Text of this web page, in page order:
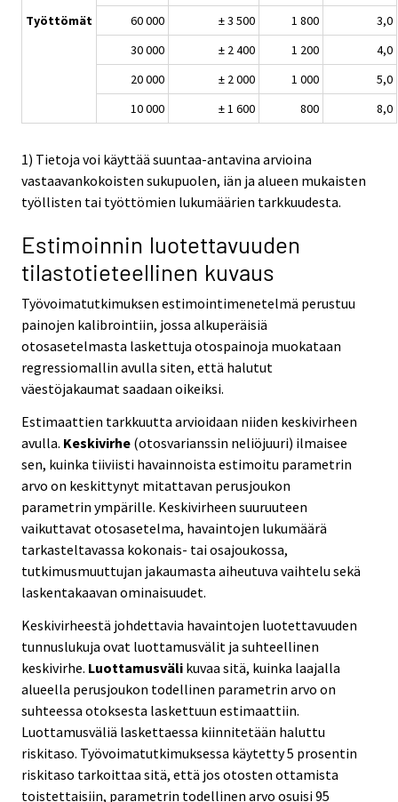
Työttömät
60 000
± 3 500 1 800
3,0
30 000
± 2 400 1 200
4,0
20 000
± 2 000 1 000
5,0
10 000
± 1 600 800 8,0
1) Tietoja voi käyttää suuntaa-antavina arvioina
vastaavankokoisten sukupuolen, iän ja alueen mukaisten
työllisten tai työttömien lukumäärien tarkkuudesta.
Estimoinnin luotettavuuden
tilastotieteellinen kuvaus
Työvoimatutkimuksen estimointimenetelmä perustuu
painojen kalibrointiin, jossa alkuperäisiä
otosasetelmasta laskettuja otospainoja muokataan
regressiomallin avulla siten, että halutut
väestöjakaumat saadaan oikeiksi.
Estimaattien tarkkuutta arvioidaan niiden keskivirheen
avulla. Keskivirhe (otosvarianssin neliöjuuri) ilmaisee
sen, kuinka tiiviisti havainnoista estimoitu parametrin
arvo on keskittynyt mitattavan perusjoukon
parametrin ympärille. Keskivirheen suuruuteen
vaikuttavat otosasetelma, havaintojen lukumäärä
tarkasteltavassa kokonais- tai osajoukossa,
tutkimusmuuttujan jakaumasta aiheutuva vaihtelu sekä
laskentakaavan ominaisuudet.
Keskivirheestä johdettavia havaintojen luotettavuuden
tunnuslukuja ovat luottamusvälit ja suhteellinen
keskivirhe. Luottamusväli kuvaa sitä, kuinka laajalla
alueella perusjoukon todellinen parametrin arvo on
suhteessa otoksesta laskettuun estimaattiin.
Luottamusväliä laskettaessa kiinnitetään haluttu
riskitaso. Työvoimatutkimuksessa käytetty 5 prosentin
riskitaso tarkoittaa sitä, että jos otosten ottamista
toistettaisiin, parametrin todellinen arvo osuisi 95